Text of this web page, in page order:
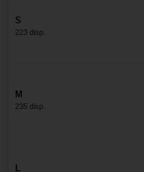
S
223 disp.
M
235 disp.
L